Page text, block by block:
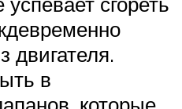
двигателя.
в